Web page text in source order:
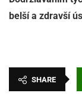
belší a zdravší
SHARE